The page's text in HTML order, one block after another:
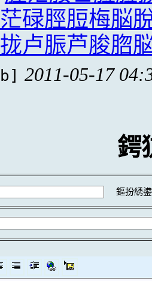
茫碌脛脰梅脳
拢卢脤芦脧脗
b] 2011-05-17
鍔
鏂扮綉